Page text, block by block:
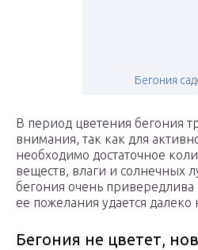
Бегония
В период цветения бегония
внимания, так как для
необходимо достаточное
веществ, влаги и солнечных
бегония очень привередлива
ее пожелания удается далеко
Бегония не цветет,